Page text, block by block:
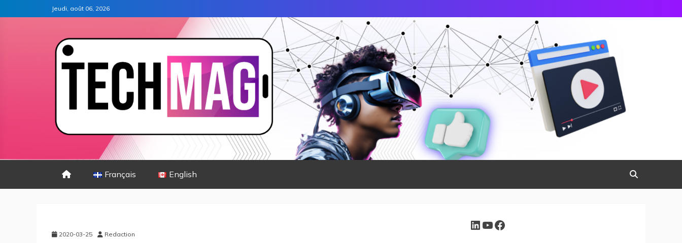
Jeudi, août 06, 2026
Français English
2020-03-25 Redaction